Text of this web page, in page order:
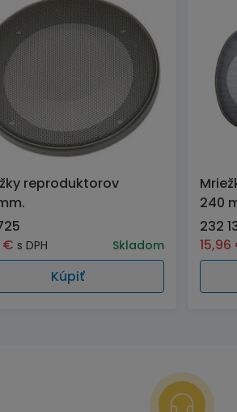
reproduktorov
€ s DPH Skladom
Kúpiť
240
232
15,96